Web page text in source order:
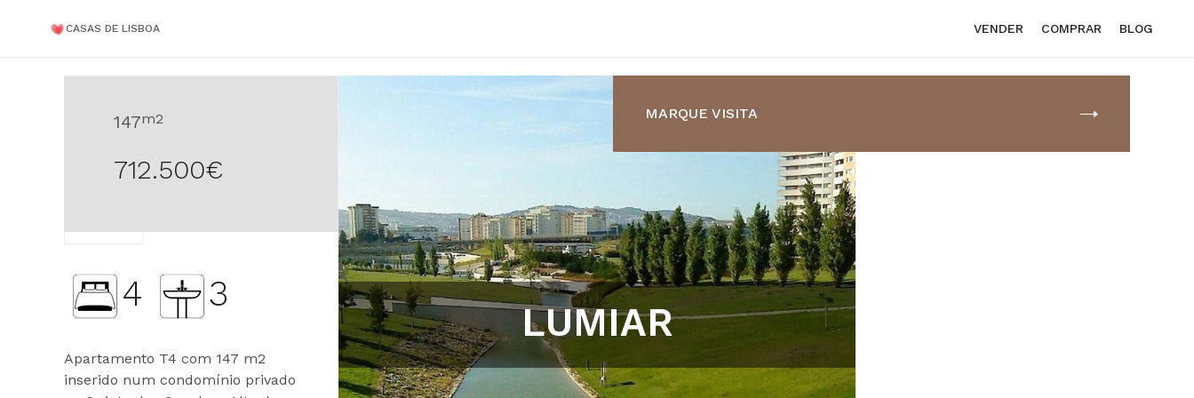
CASAS DE LISBOA VENDER COMPRAR BLOG
4 3
Apartamento T4 com 147 m2
inserido num condomínio privado
LUMIAR
147m2
712.500€
MARQUE VISITA